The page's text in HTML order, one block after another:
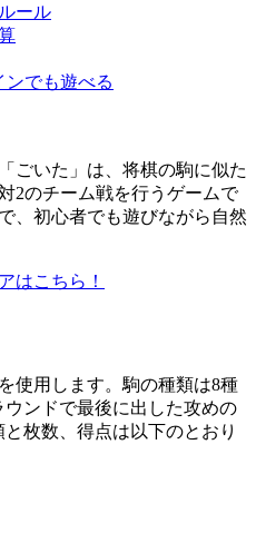
ール
ンでも遊べる
ごいた」は、将棋の駒に似た
2のチーム戦を行うゲームで
、初心者でも遊びながら自然
はこちら！
使用します。駒の種類は8種
ンドで最後に出した攻めの
枚数、得点は以下のとおり